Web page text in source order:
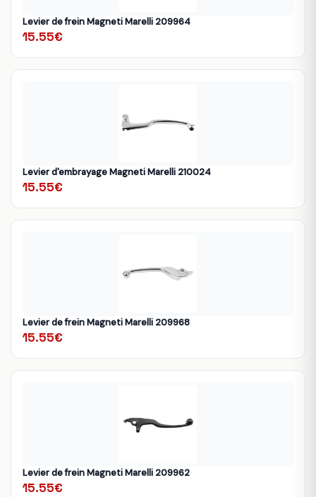
Levier de frein Magneti Marelli 209964
15.55€
Levier d'embrayage Magneti Marelli 210024
15.55€
Levier de frein Magneti Marelli 209968
15.55€
Levier de frein Magneti Marelli 209962
15.55€